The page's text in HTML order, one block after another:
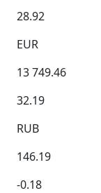
28.92
EUR
13 749.46
32.19
RUB
146.19
-0.18